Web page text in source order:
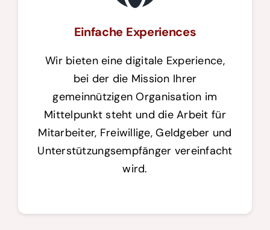
Einfache Experiences
Wir bieten eine digitale Experience,
bei der die Mission Ihrer
gemeinnützigen Organisation im
Mittelpunkt steht und die Arbeit für
Mitarbeiter, Freiwillige, Geldgeber und
Unterstützungsempfänger vereinfacht
wird.